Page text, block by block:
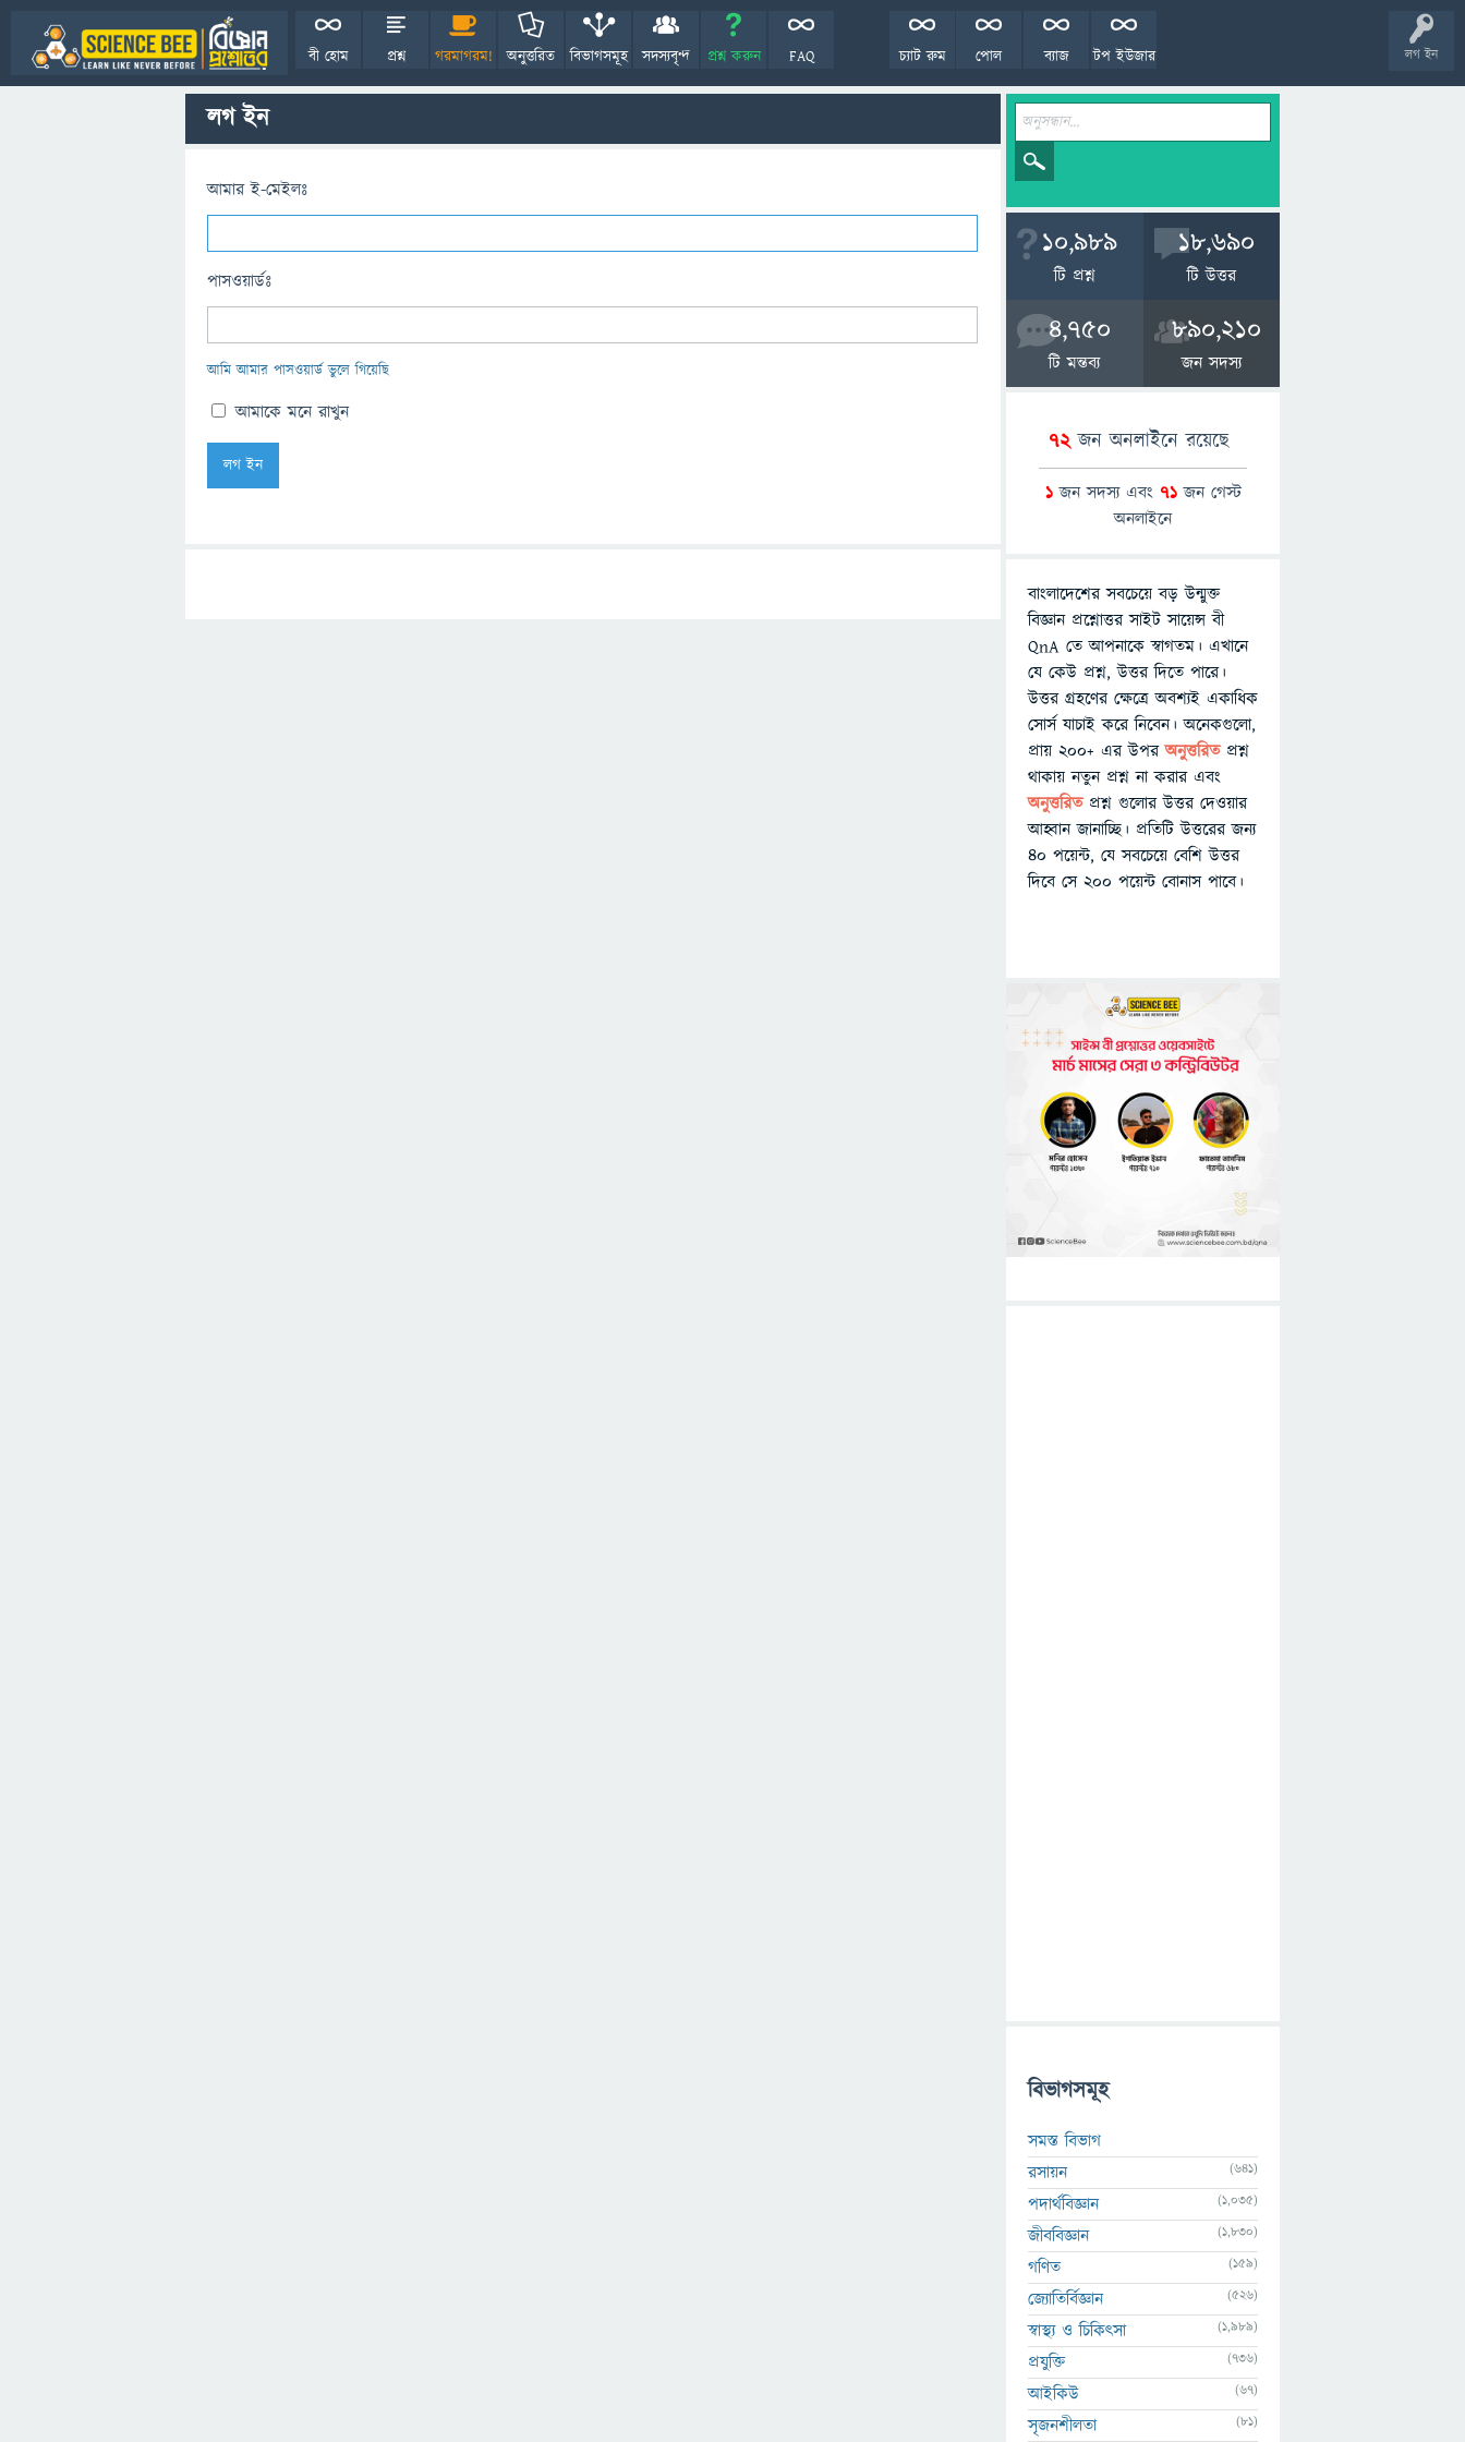
লগ ইন
বী হোম প্রশ্ন গরমাগরম! অনুত্তরিত বিভাগসমূহ সদস্যবৃন্দ প্রশ্ন করুন FAQ টপ ইউজার
ব্যাজ
পোল
চ্যাট রুম
লগ ইন
আমার ই-মেইলঃ
পাসওয়ার্ডঃ
আমি আমার পাসওয়ার্ড ভুলে গিয়েছি
আমাকে মনে রাখুন
10,989
টি প্রশ্ন
18,690
টি উত্তর
4,750
টি মন্তব্য
890,210
জন সদস্য
72জন অনলাইনে রয়েছে
1জন সদস্য এবং 71জন গেস্ট
অনলাইনে
বাংলাদেশের সবচেয়ে বড় উন্মুক্ত
বিজ্ঞান প্রশ্নোত্তর সাইট সায়েন্স বী
QnA তে আপনাকে স্বাগতম। এখানে
যে কেউ প্রশ্ন, উত্তর দিতে পারে।
উত্তর গ্রহণের ক্ষেত্রে অবশ্যই একাধিক
সোর্স যাচাই করে নিবেন। অনেকগুলো,
প্রায় ২০০+ এর উপরঅনুত্তরিতপ্রশ্ন
থাকায় নতুন প্রশ্ন না করার এবং
অনুত্তরিত প্রশ্ন গুলোর উত্তর দেওয়ার
আহ্বান জানাচ্ছি। প্রতিটি উত্তরের জন্য
৪০ পয়েন্ট, যে সবচেয়ে বেশি উত্তর
দিবে সে ২০০ পয়েন্ট বোনাস পাবে।
বিভাগসমূহ
সমস্ত বিভাগ
রসায়ন
(641)
পদার্থবিজ্ঞান (1,035)
জীববিজ্ঞান (1,830)
গণিত (159)
জ্যোতির্বিজ্ঞান (526)
স্বাস্থ্য ও চিকিৎসা (1,989)
প্রযুক্তি (736)
আইকিউ (67)
সৃজনশীলতা (81)